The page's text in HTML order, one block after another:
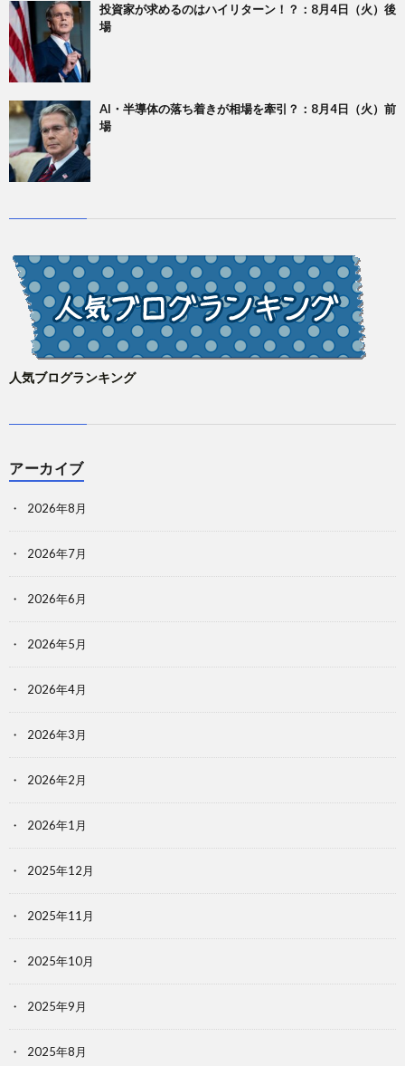
投資家が求めるのはハイリターン！？：8月4日（火）後
場
AI・半導体の落ち着きが相場を牽引？：8月4日（火）前
場
人気ブログランキング
アーカイブ
2026年8月
2026年7月
2026年6月
2026年5月
2026年4月
2026年3月
2026年2月
2026年1月
2025年12月
2025年11月
2025年10月
2025年9月
2025年8月